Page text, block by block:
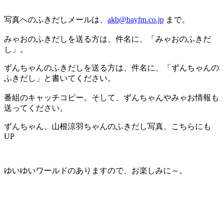
写真へのふきだしメールは、 akb@bayfm.co.jp まで。
みゃおのふきだしを送る方は、件名に、「みゃおのふきだ
し」。
ずんちゃんのふきだしを送る方は、件名に、「ずんちゃんの
ふきだし」と書いてください。
番組のキャッチコピー。そして、ずんちゃんやみゃお情報も
送ってください。
ずんちゃん、山根涼羽ちゃんのふきだし写真、こちらにも
UP
ゆいゆいワールドのありますので、お楽しみに～。